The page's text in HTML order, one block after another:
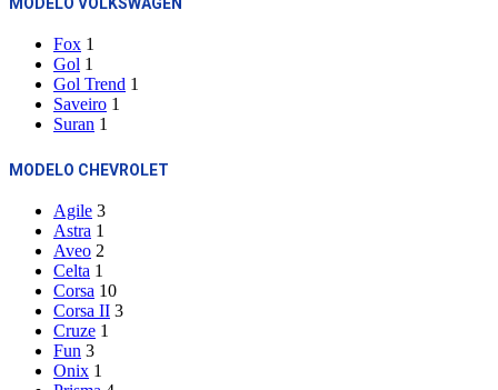
MODELO VOLKSWAGEN
Fox 1
Gol 1
Gol Trend 1
Saveiro 1
Suran 1
MODELO CHEVROLET
Agile 3
Astra 1
Aveo 2
Celta 1
Corsa 10
Corsa II 3
Cruze 1
Fun 3
Onix 1